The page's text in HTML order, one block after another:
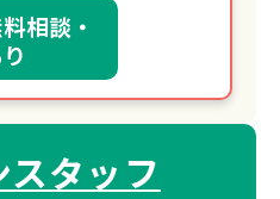
相談・
タッフ